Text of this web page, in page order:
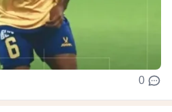
0